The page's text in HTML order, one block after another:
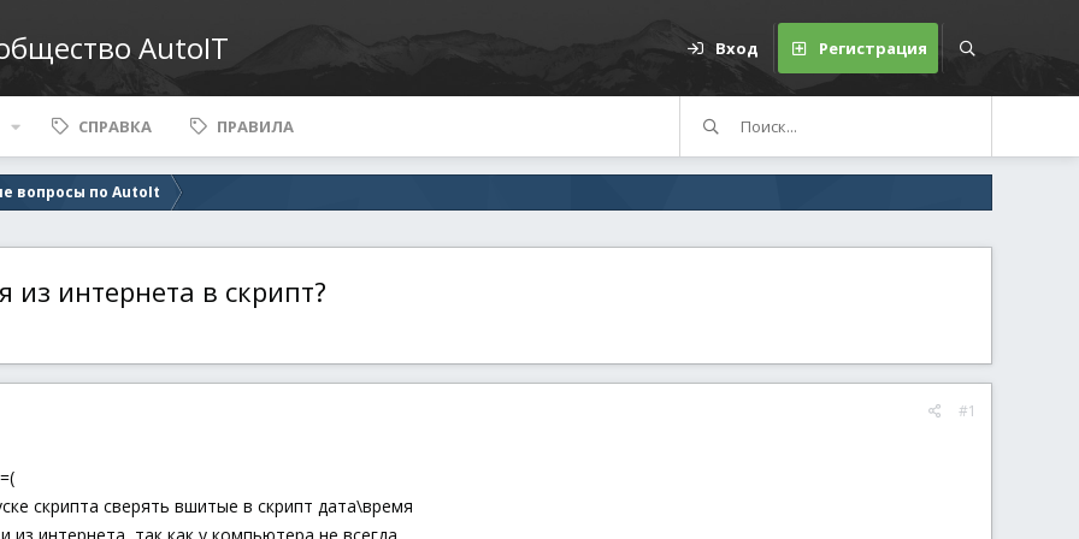
AutoIT Вход Регистрация
СПРАВКА ПРАВИЛА
вопросы по AutoIt
интернета в скрипт?
#1
скрипта сверять вшитые в скрипт дата\время